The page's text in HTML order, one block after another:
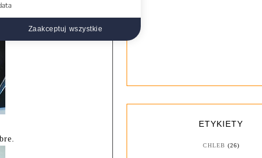
ETYKIETY
CHLEB (26)
Zaakceptuj wszystkie